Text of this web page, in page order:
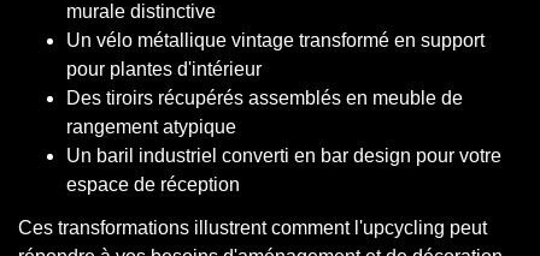
murale distinctive
Un vélo métallique vintage transformé en support
pour plantes d'intérieur
Des tiroirs récupérés assemblés en meuble de
rangement atypique
Un baril industriel converti en bar design pour votre
espace de réception
Ces transformations illustrent comment l'upcycling peut